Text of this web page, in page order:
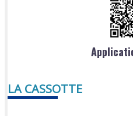
LA CASSOTTE